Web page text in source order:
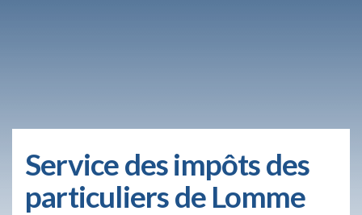
Service des impôts des
particuliers de Lomme